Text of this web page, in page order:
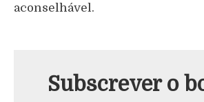
aconselhável.
Subscrever o